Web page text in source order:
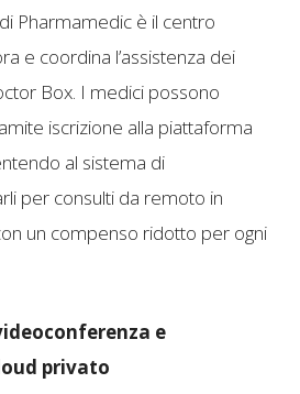
Pharmamedic è il centro
e coordina l’assistenza dei
Box. I medici possono
iscrizione alla piattaforma
al sistema di
per consulti da remoto in
un compenso ridotto per ogni
e
privato